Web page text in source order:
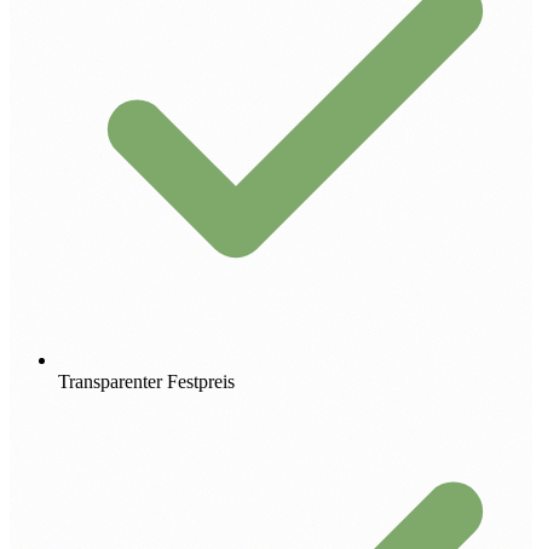
Transparenter Festpreis